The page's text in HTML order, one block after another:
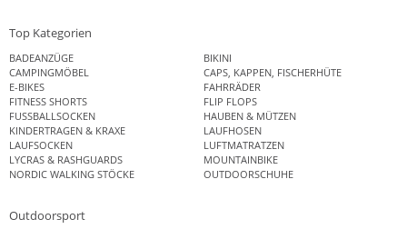
Top Kategorien
BADEANZÜGE
BIKINI
CAMPINGMÖBEL
CAPS, KAPPEN, FISCHERHÜTE
E-BIKES
FAHRRÄDER
FITNESS SHORTS
FLIP FLOPS
FUSSBALLSOCKEN
HAUBEN & MÜTZEN
KINDERTRAGEN & KRAXE
LAUFHOSEN
LAUFSOCKEN
LUFTMATRATZEN
LYCRAS & RASHGUARDS
MOUNTAINBIKE
NORDIC WALKING STÖCKE
OUTDOORSCHUHE
Outdoorsport